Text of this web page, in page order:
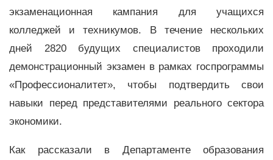
экзаменационная кампания для учащихся
колледжей и техникумов. В течение нескольких
дней 2820 будущих специалистов проходили
демонстрационный экзамен в рамках госпрограммы
«Профессионалитет», чтобы подтвердить свои
навыки перед представителями реального сектора
экономики.
Как рассказали в Департаменте образования